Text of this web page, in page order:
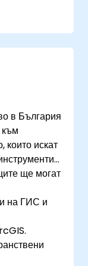
често
Enterprise.
на
в България
които искат
ще могат
на ГИС и